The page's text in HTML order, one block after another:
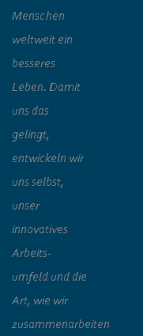
Menschen
weltweit ein
besseres
Leben. Damit
uns das
gelingt,
entwickeln wir
uns selbst,
unser
innovatives
Arbeits-
umfeld und die
Art, wie wir
zusammenarbeiten